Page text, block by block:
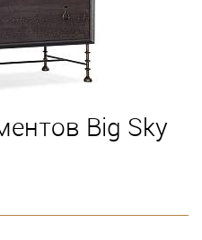
Big Sky